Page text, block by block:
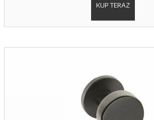
KUP TERAZ